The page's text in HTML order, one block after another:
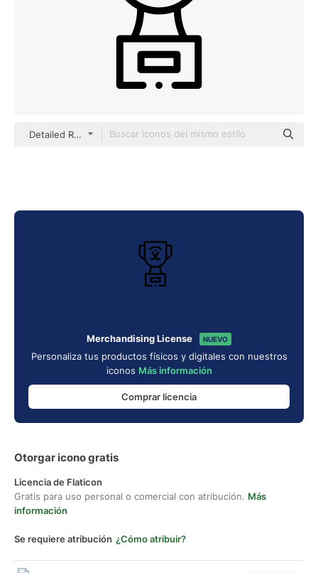
Detailed Rounded Lineal
Merchandising License NUEVO
Personaliza tus productos físicos y digitales con nuestros
iconos Más información
Comprar licencia
Otorgar icono gratis
Licencia de Flaticon
Gratis para uso personal o comercial con atribución. Más
información
Se requiere atribución ¿Cómo atribuir?